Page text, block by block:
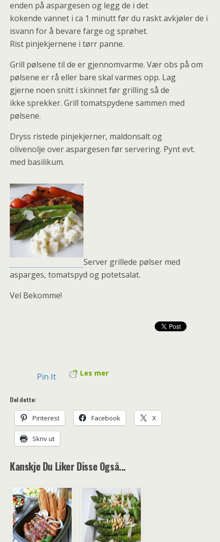
enden på aspargesen og legg de i det
kokende vannet i ca 1 minutt før du raskt avkjøler de i
isvann for å bevare farge og sprøhet.
Rist pinjekjernene i tørr panne.
Grill pølsene til de er gjennomvarme. Vær obs på om
pølsene er rå eller bare skal varmes opp. Lag
gjerne noen snitt i skinnet før grilling så de
ikke sprekker. Grill tomatspydene sammen med
pølsene.
Dryss ristede pinjekjerner, maldonsalt og
olivenolje over aspargesen før servering. Pynt evt.
med basilikum.
Server grillede pølser med
asparges, tomatspyd og potetsalat.
Vel Bekomme!
Pin It Les mer
Del dette:
Pinterest Facebook X
Skriv ut
Kanskje Du Liker Disse Også...